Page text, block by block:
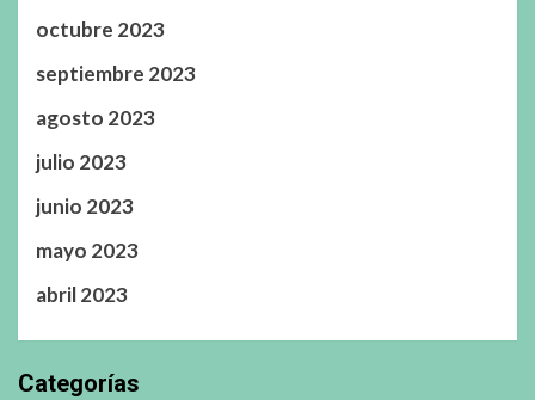
octubre 2023
septiembre 2023
agosto 2023
julio 2023
junio 2023
mayo 2023
abril 2023
Categorías